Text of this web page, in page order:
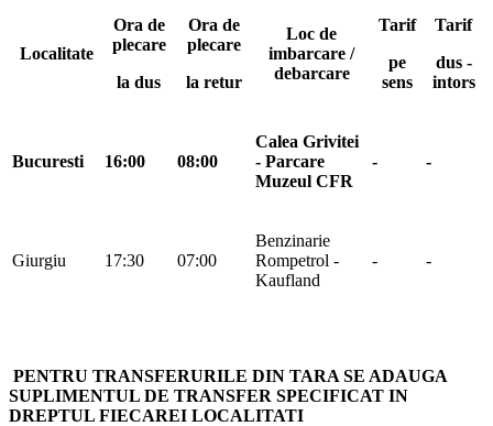
Localitate
Ora de
plecare
la dus
Ora de
plecare
la retur
Loc de
imbarcare /
debarcare
Tarif
pe
sens
Tarif
dus -
intors
Bucuresti 16:00 08:00
Calea Grivitei
- Parcare
Muzeul CFR
- -
Giurgiu 17:30 07:00
Benzinarie
Rompetrol -
Kaufland
- -
PENTRU TRANSFERURILE DIN TARA SE ADAUGA
SUPLIMENTUL DE TRANSFER SPECIFICAT IN
DREPTUL FIECAREI LOCALITATI